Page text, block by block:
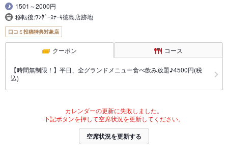
1501～2000円
移転後:ﾜﾝﾀﾞｰｽﾃｰｷ徳島店跡地
口コミ投稿特典対象店
クーポン コース
【時間無制限！】平日、全グランドメニュー食べ飲み放題♪4500円(税
込)
カレンダーの更新に失敗しました。
下記ボタンを押して空席状況を更新してください。
空席状況を更新する